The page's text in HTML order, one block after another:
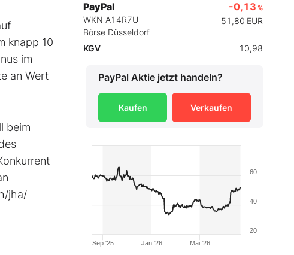
knapp 10
im
an Wert
beim
jha/
PayPal
WKN A14R7U
Börse Düsseldorf
-0,13 %
51,80 EUR
KGV 10,98
PayPal Aktie jetzt handeln?
Kaufen Verkaufen
Jan '26
Sep '25 Mai '26
20
40
60